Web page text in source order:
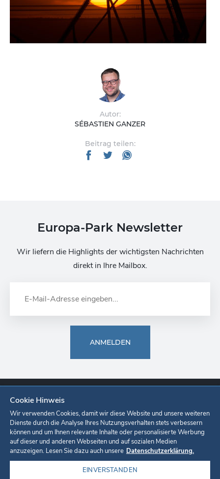
Autor:
SÉBASTIEN GANZER
Beitrag teilen:
Europa-Park Newsletter
Wir liefern die Highlights der wichtigsten Nachrichten
direkt in Ihre Mailbox.
ANMELDEN
Europa-Park Ticketshop Onlineshop Karriere Unternehmen
Datenschutzerklärung Cookie-Einstellungen Impressum
Cookie Hinweis
Wir verwenden Cookies, damit wir diese Website und unsere weiteren
Dienste durch die Analyse Ihres Nutzungsverhalten stets verbessern
können und um Ihnen relevante Inhalte oder personalisierte Werbung
auf dieser und anderen Webseiten und auf sozialen Medien
anzuzeigen. Lesen Sie dazu auch unsere Datenschutzerklärung.
EINVERSTANDEN